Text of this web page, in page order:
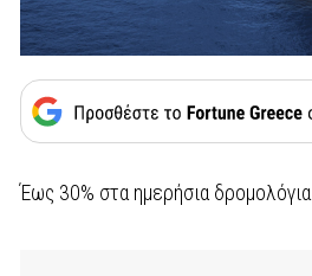
Έως 30% στα ημερήσια δρομολόγια.